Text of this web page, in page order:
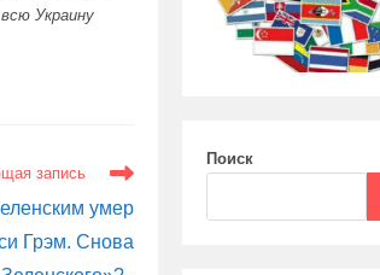
Украину
запись
умер
Грэм. Снова
Поиск